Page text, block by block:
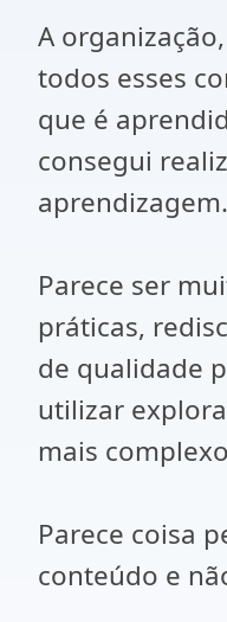
A
todos esses
que é
consegui
aprendizagem.
Parece ser
práticas,
de qualidade
utilizar
mais
Parece coisa
conteúdo e